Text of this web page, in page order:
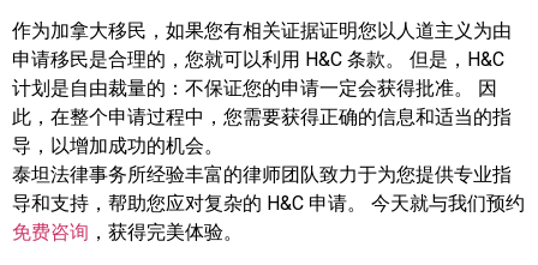
作为加拿大移民，如果您有相关证据证明您以人道主义为由
申请移民是合理的，您就可以利用 H&C 条款。 但是，H&C
计划是自由裁量的：不保证您的申请一定会获得批准。 因
此，在整个申请过程中，您需要获得正确的信息和适当的指
导，以增加成功的机会。
泰坦法律事务所经验丰富的律师团队致力于为您提供专业指
导和支持，帮助您应对复杂的 H&C 申请。 今天就与我们预约
免费咨询 ，获得完美体验。